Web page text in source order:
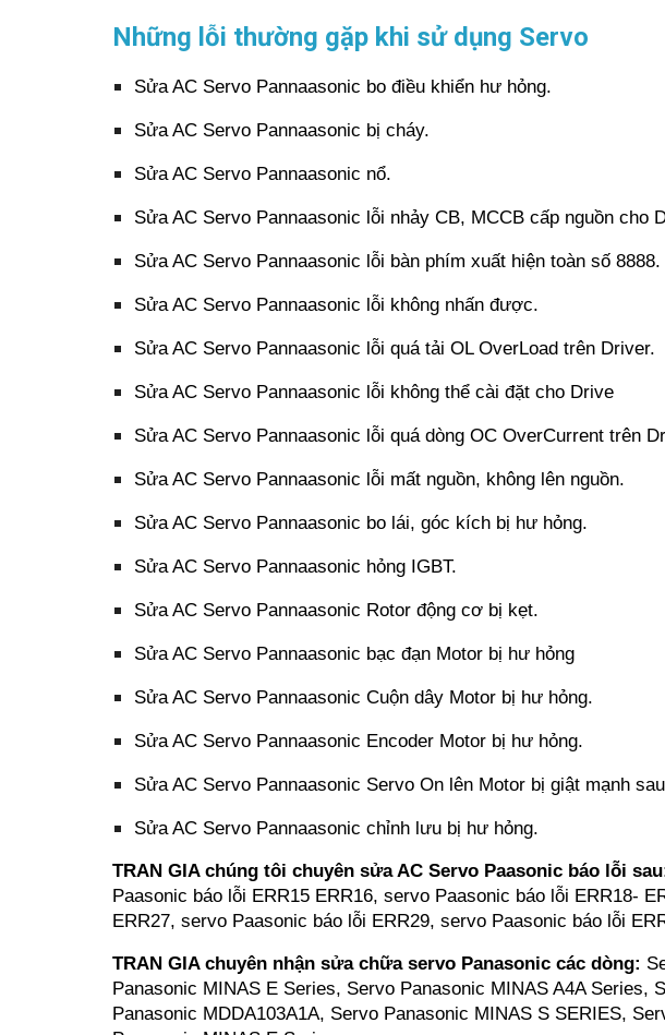
Những lỗi thường gặp khi sử dụng Servo
Sửa AC Servo Pannaasonic bo điều khiển hư hỏng.
Sửa AC Servo Pannaasonic bị cháy.
Sửa AC Servo Pannaasonic nổ.
Sửa AC Servo Pannaasonic lỗi nhảy CB, MCCB cấp nguồn cho
Sửa AC Servo Pannaasonic lỗi bàn phím xuất hiện toàn số 8888.
Sửa AC Servo Pannaasonic lỗi không nhấn được.
Sửa AC Servo Pannaasonic lỗi quá tải OL OverLoad trên Driver.
Sửa AC Servo Pannaasonic lỗi không thể cài đặt cho Drive
Sửa AC Servo Pannaasonic lỗi quá dòng OC OverCurrent trên
Sửa AC Servo Pannaasonic lỗi mất nguồn, không lên nguồn.
Sửa AC Servo Pannaasonic bo lái, góc kích bị hư hỏng.
Sửa AC Servo Pannaasonic hỏng IGBT.
Sửa AC Servo Pannaasonic Rotor động cơ bị kẹt.
Sửa AC Servo Pannaasonic bạc đạn Motor bị hư hỏng
Sửa AC Servo Pannaasonic Cuộn dây Motor bị hư hỏng.
Sửa AC Servo Pannaasonic Encoder Motor bị hư hỏng.
Sửa AC Servo Pannaasonic Servo On lên Motor bị giật mạnh
Sửa AC Servo Pannaasonic chỉnh lưu bị hư hỏng.
TRAN GIA chúng tôi chuyên sửa AC Servo Paasonic báo lỗi
Paasonic báo lỗi ERR15 ERR16, servo Paasonic báo lỗi ERR18-
ERR27, servo Paasonic báo lỗi ERR29, servo Paasonic báo lỗi
TRAN GIA chuyên nhận sửa chữa servo Panasonic các dòng:
Panasonic MINAS E Series, Servo Panasonic MINAS A4A
Panasonic MDDA103A1A, Servo Panasonic MINAS S SERIES,